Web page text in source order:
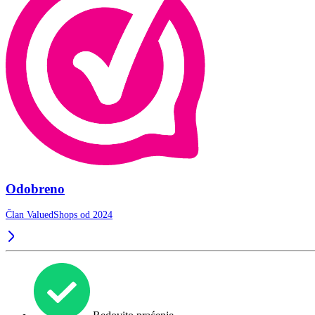
Odobreno
Član ValuedShops od 2024